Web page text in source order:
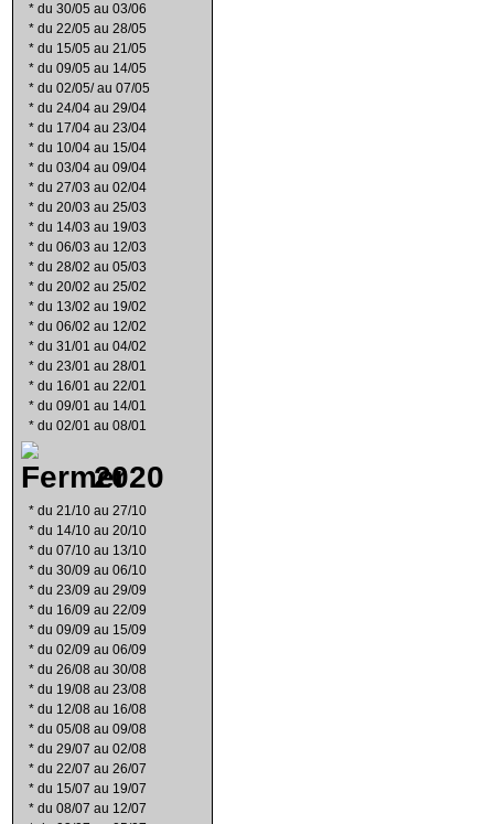
* du 30/05 au 03/06
* du 22/05 au 28/05
* du 15/05 au 21/05
* du 09/05 au 14/05
* du 02/05/ au 07/05
* du 24/04 au 29/04
* du 17/04 au 23/04
* du 10/04 au 15/04
* du 03/04 au 09/04
* du 27/03 au 02/04
* du 20/03 au 25/03
* du 14/03 au 19/03
* du 06/03 au 12/03
* du 28/02 au 05/03
* du 20/02 au 25/02
* du 13/02 au 19/02
* du 06/02 au 12/02
* du 31/01 au 04/02
* du 23/01 au 28/01
* du 16/01 au 22/01
* du 09/01 au 14/01
* du 02/01 au 08/01
2020
* du 21/10 au 27/10
* du 14/10 au 20/10
* du 07/10 au 13/10
* du 30/09 au 06/10
* du 23/09 au 29/09
* du 16/09 au 22/09
* du 09/09 au 15/09
* du 02/09 au 06/09
* du 26/08 au 30/08
* du 19/08 au 23/08
* du 12/08 au 16/08
* du 05/08 au 09/08
* du 29/07 au 02/08
* du 22/07 au 26/07
* du 15/07 au 19/07
* du 08/07 au 12/07